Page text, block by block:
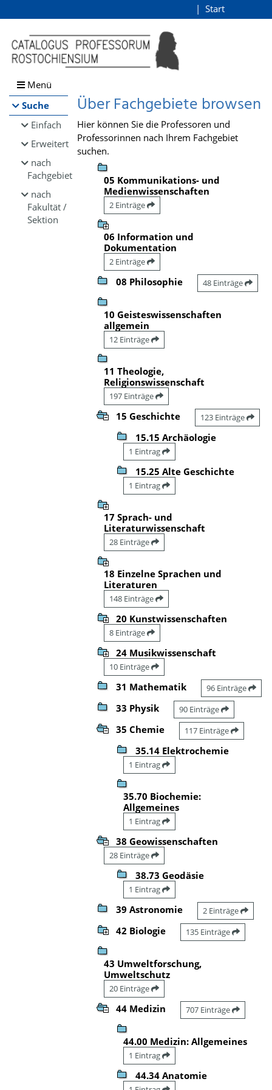
Browsen
direkt zum Inhalt
Start
Menü
Suche
Einfach
Erweitert
nach
Fachgebiet
nach
Fakultät /
Sektion
Über Fachgebiete browsen
Hier können Sie die Professoren und
Professorinnen nach Ihrem Fachgebiet
suchen.
05 Kommunikations- und
Medienwissenschaften
2 Einträge
06 Information und
Dokumentation
2 Einträge
08 Philosophie 48 Einträge
10 Geisteswissenschaften
allgemein
12 Einträge
11 Theologie,
Religionswissenschaft
197 Einträge
15 Geschichte 123 Einträge
15.15 Archäologie
1 Eintrag
15.25 Alte Geschichte
1 Eintrag
17 Sprach- und
Literaturwissenschaft
28 Einträge
18 Einzelne Sprachen und
Literaturen
148 Einträge
20 Kunstwissenschaften
8 Einträge
24 Musikwissenschaft
10 Einträge
31 Mathematik 96 Einträge
33 Physik 90 Einträge
35 Chemie 117 Einträge
35.14 Elektrochemie
1 Eintrag
35.70 Biochemie:
Allgemeines
1 Eintrag
38 Geowissenschaften
28 Einträge
38.73 Geodäsie
1 Eintrag
39 Astronomie 2 Einträge
42 Biologie 135 Einträge
43 Umweltforschung,
Umweltschutz
20 Einträge
44 Medizin 707 Einträge
44.00 Medizin: Allgemeines
1 Eintrag
44.34 Anatomie